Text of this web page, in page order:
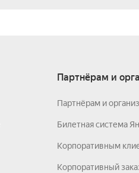
Партнёрам и
Партнёрам и
Билетная система
Корпоративным
Корпоративный